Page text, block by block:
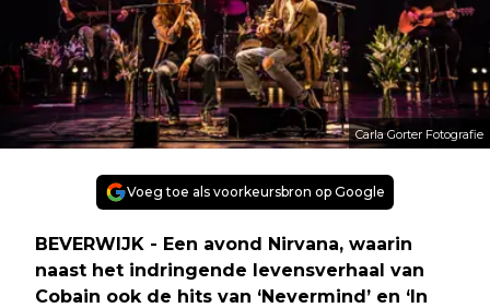
Carla Gorter Fotografie
Voeg toe als voorkeursbron op Google
BEVERWIJK - Een avond Nirvana, waarin
naast het indringende levensverhaal van
Cobain ook de hits van ‘Nevermind’ en ‘In